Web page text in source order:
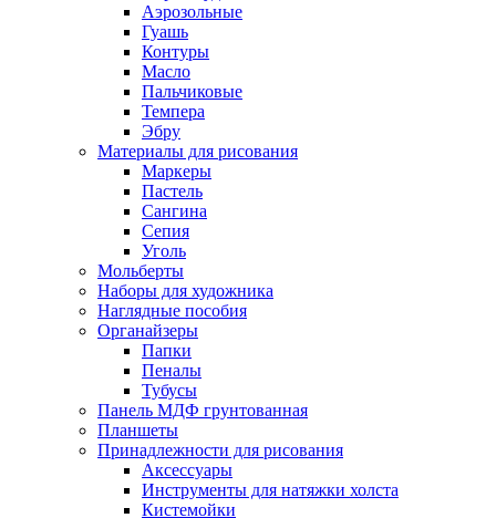
Аэрозольные
Гуашь
Контуры
Масло
Пальчиковые
Темпера
Эбру
Материалы для рисования
Маркеры
Пастель
Сангина
Сепия
Уголь
Мольберты
Наборы для художника
Наглядные пособия
Органайзеры
Папки
Пеналы
Тубусы
Панель МДФ грунтованная
Планшеты
Принадлежности для рисования
Аксессуары
Инструменты для натяжки холста
Кистемойки